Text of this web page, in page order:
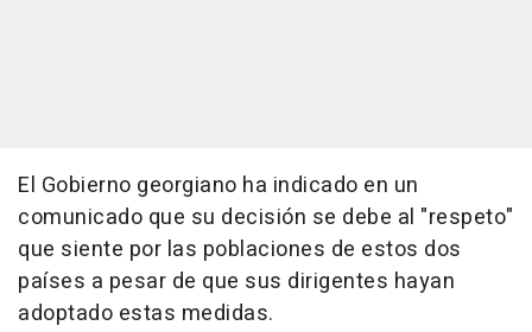
El Gobierno georgiano ha indicado en un
comunicado que su decisión se debe al "respeto"
que siente por las poblaciones de estos dos
países a pesar de que sus dirigentes hayan
adoptado estas medidas.